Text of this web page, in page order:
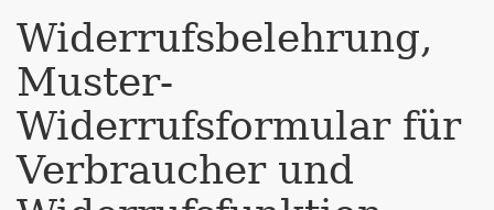
Widerrufsbelehrung,
Muster-
Widerrufsformular für
Verbraucher und